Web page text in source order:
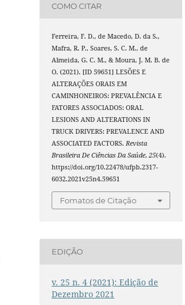
COMO CITAR
Ferreira, F. D., de Macedo, D. da S.,
Mafra, R. P., Soares, S. C. M., de
Almeida, G. C. M., & Moura, J. M. B. de
O. (2021). [ID 59651] LESÕES E
ALTERAÇÕES ORAIS EM
CAMINHONEIROS: PREVALÊNCIA E
FATORES ASSOCIADOS: ORAL
LESIONS AND ALTERATIONS IN
TRUCK DRIVERS: PREVALENCE AND
ASSOCIATED FACTORS.Revista
Brasileira De Ciências Da Saúde,25(4).
https://doi.org/10.22478/ufpb.2317-
6032.2021v25n4.59651
Fomatos de Citação
EDIÇÃO
v. 25 n. 4 (2021): Edição de
Dezembro 2021